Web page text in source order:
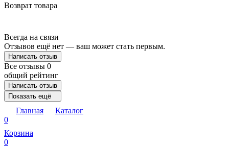
Возврат товара
Всегда на связи
Отзывов ещё нет — ваш может стать первым.
Написать отзыв
Все отзывы 0
общий рейтинг
Написать отзыв
Показать ещё
Главная
Каталог
0
Корзина
0